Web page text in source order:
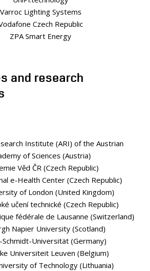
Varroc Lighting Systems
Czech Republic
ZPA Smart Energy
and research
Institute (ARI) of the Austrian
of Sciences (Austria)
Věd ČR (Czech Republic)
e-Health Center (Czech Republic)
of London (United Kingdom)
učení technické (Czech Republic)
fédérale de Lausanne (Switzerland)
Napier University (Scotland)
Universität (Germany)
Universiteit Leuven (Belgium)
of Technology (Lithuania)